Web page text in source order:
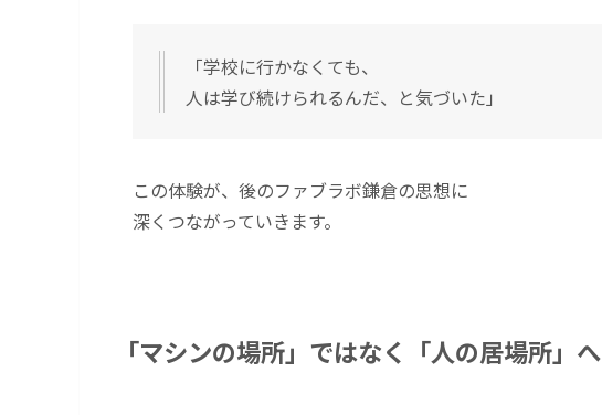
「学校に行かなくても、
人は学び続けられるんだ、と気づいた」
この体験が、後のファブラボ鎌倉の思想に
深くつながっていきます。
「マシンの場所」ではなく「人の居場所」へ